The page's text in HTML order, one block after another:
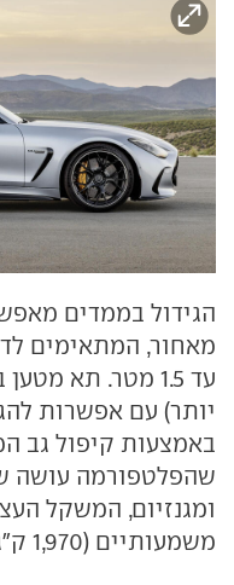
הגידול בממדים
מאחור, המתאימים
באמצעות קיפול גב
שהפלטפורמה עושה
משמעותיים (1,970 ק"ג).